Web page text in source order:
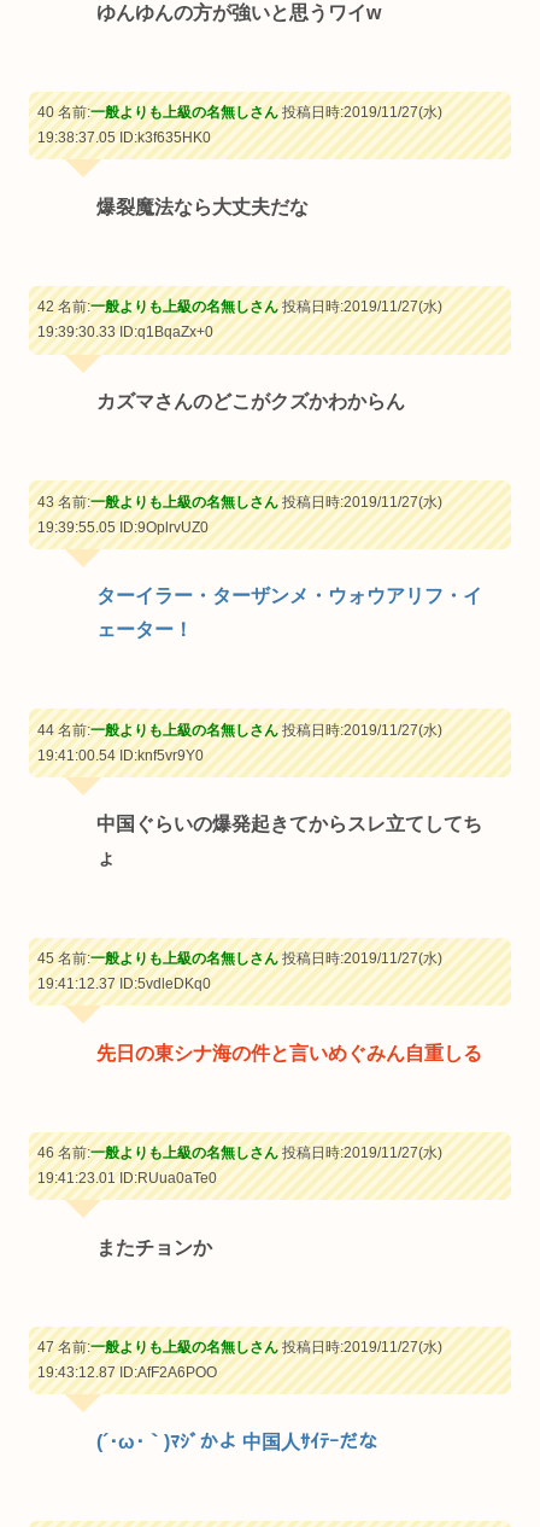
ゆんゆんの方が強いと思うワイw
40 名前:一般よりも上級の名無しさん投稿日時:2019/11/27(水)
19:38:37.05ID:k3f635HK0
爆裂魔法なら大丈夫だな
42 名前:一般よりも上級の名無しさん投稿日時:2019/11/27(水)
19:39:30.33ID:q1BqaZx+0
カズマさんのどこがクズかわからん
43 名前:一般よりも上級の名無しさん投稿日時:2019/11/27(水)
19:39:55.05ID:9OplrvUZ0
ターイラー・ターザンメ・ウォウアリフ・イ
ェーター！
44 名前:一般よりも上級の名無しさん投稿日時:2019/11/27(水)
19:41:00.54ID:knf5vr9Y0
中国ぐらいの爆発起きてからスレ立てしてち
ょ
45 名前:一般よりも上級の名無しさん投稿日時:2019/11/27(水)
19:41:12.37ID:5vdleDKq0
先日の東シナ海の件と言いめぐみん自重しる
46 名前:一般よりも上級の名無しさん投稿日時:2019/11/27(水)
19:41:23.01ID:RUua0aTe0
またチョンか
47 名前:一般よりも上級の名無しさん投稿日時:2019/11/27(水)
19:43:12.87ID:AfF2A6POO
(´･ω･｀)ﾏｼﾞかよ 中国人ｻｲﾃｰだな